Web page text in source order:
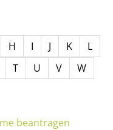
H I J K
L
T U V
W
beantragen